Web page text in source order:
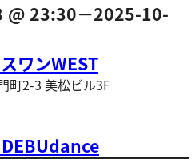
23:30－2025-10-
ワンWEST
町2-3 美松ビル3F